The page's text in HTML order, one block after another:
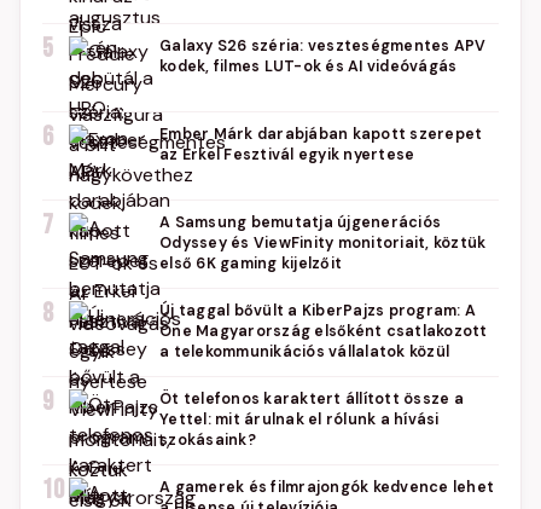
5
Galaxy S26 széria: veszteségmentes APV
kodek, filmes LUT-ok és AI videóvágás
6
Ember Márk darabjában kapott szerepet
az Erkel Fesztivál egyik nyertese
7
A Samsung bemutatja újgenerációs
Odyssey és ViewFinity monitoriait, köztük
első 6K gaming kijelzőit
8
Új taggal bővült a KiberPajzs program: A
One Magyarország elsőként csatlakozott
a telekommunikációs vállalatok közül
9
Öt telefonos karaktert állított össze a
Yettel: mit árulnak el rólunk a hívási
szokásaink?
10
A gamerek és filmrajongók kedvence lehet